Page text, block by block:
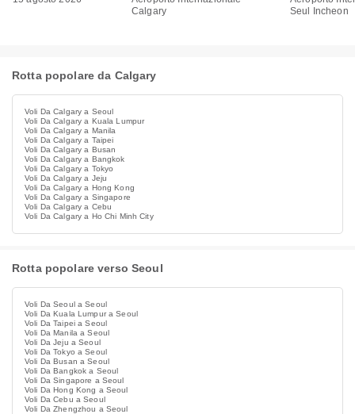
Calgary
Seul Incheon
Rotta popolare da Calgary
Voli Da Calgary a Seoul
Voli Da Calgary a Kuala Lumpur
Voli Da Calgary a Manila
Voli Da Calgary a Taipei
Voli Da Calgary a Busan
Voli Da Calgary a Bangkok
Voli Da Calgary a Tokyo
Voli Da Calgary a Jeju
Voli Da Calgary a Hong Kong
Voli Da Calgary a Singapore
Voli Da Calgary a Cebu
Voli Da Calgary a Ho Chi Minh City
Rotta popolare verso Seoul
Voli Da Seoul a Seoul
Voli Da Kuala Lumpur a Seoul
Voli Da Taipei a Seoul
Voli Da Manila a Seoul
Voli Da Jeju a Seoul
Voli Da Tokyo a Seoul
Voli Da Busan a Seoul
Voli Da Bangkok a Seoul
Voli Da Singapore a Seoul
Voli Da Hong Kong a Seoul
Voli Da Cebu a Seoul
Voli Da Zhengzhou a Seoul